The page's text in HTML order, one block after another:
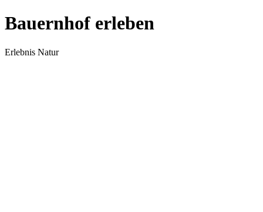
Bauernhof erleben
Erlebnis Natur